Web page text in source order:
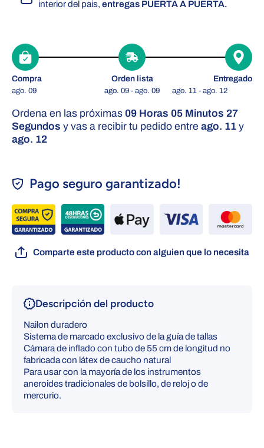
interior del pais, entregas PUERTA A PUERTA.
Compra
ago. 09
Orden lista
ago. 09 - ago. 09
Entregado
ago. 11 - ago. 12
Ordena en las próximas 09 Horas 05 Minutos 27
Segundos y vas a recibir tu pedido entre ago. 11 y
ago. 12
Pago seguro garantizado!
Comparte este producto con alguien que lo necesita
Descripción del producto
Nailon duradero
Sistema de marcado exclusivo de la guía de tallas
Cámara de inflado con tubo de 55 cm de longitud no
fabricada con látex de caucho natural
Para usar con la mayoría de los instrumentos
aneroides tradicionales de bolsillo, de reloj o de
mercurio.